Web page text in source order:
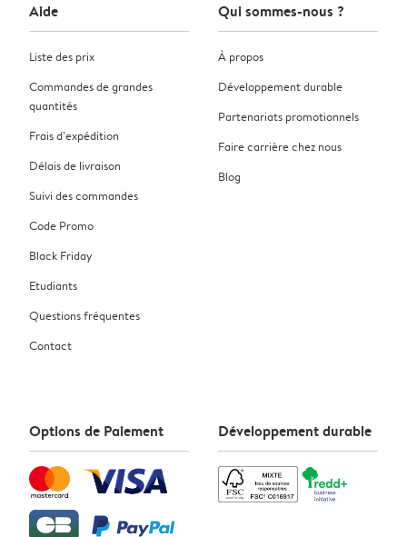
Aide
Liste des prix
Commandes de grandes
quantités
Frais d’expédition
Délais de livraison
Suivi des commandes
Code Promo
Black Friday
Etudiants
Questions fréquentes
Contact
Qui sommes-nous ?
À propos
Développement durable
Partenariats promotionnels
Faire carrière chez nous
Blog
Options de Paiement Développement durable